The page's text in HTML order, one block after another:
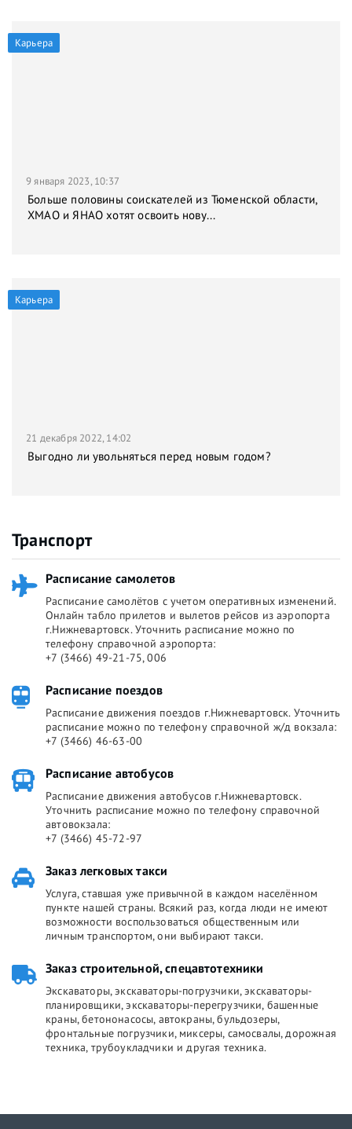
Карьера
9 января 2023, 10:37
Больше половины соискателей из Тюменской области,
ХМАО и ЯНАО хотят освоить нову...
Карьера
21 декабря 2022, 14:02
Выгодно ли увольняться перед новым годом?
Транспорт
Расписание самолетов
Расписание самолётов с учетом оперативных изменений.
Онлайн табло прилетов и вылетов рейсов из аэропорта
г.Нижневартовск. Уточнить расписание можно по
телефону справочной аэропорта:
+7 (3466) 49-21-75, 006
Расписание поездов
Расписание движения поездов г.Нижневартовск. Уточнить
расписание можно по телефону справочной ж/д вокзала:
+7 (3466) 46-63-00
Расписание автобусов
Расписание движения автобусов г.Нижневартовск.
Уточнить расписание можно по телефону справочной
автовокзала:
+7 (3466) 45-72-97
Заказ легковых такси
Услуга, ставшая уже привычной в каждом населённом
пункте нашей страны. Всякий раз, когда люди не имеют
возможности воспользоваться общественным или
личным транспортом, они выбирают такси.
Заказ строительной, спецавтотехники
Экскаваторы, экскаваторы-погрузчики, экскаваторы-
планировщики, экскаваторы-перегрузчики, башенные
краны, бетононасосы, автокраны, бульдозеры,
фронтальные погрузчики, миксеры, самосвалы, дорожная
техника, трубоукладчики и другая техника.